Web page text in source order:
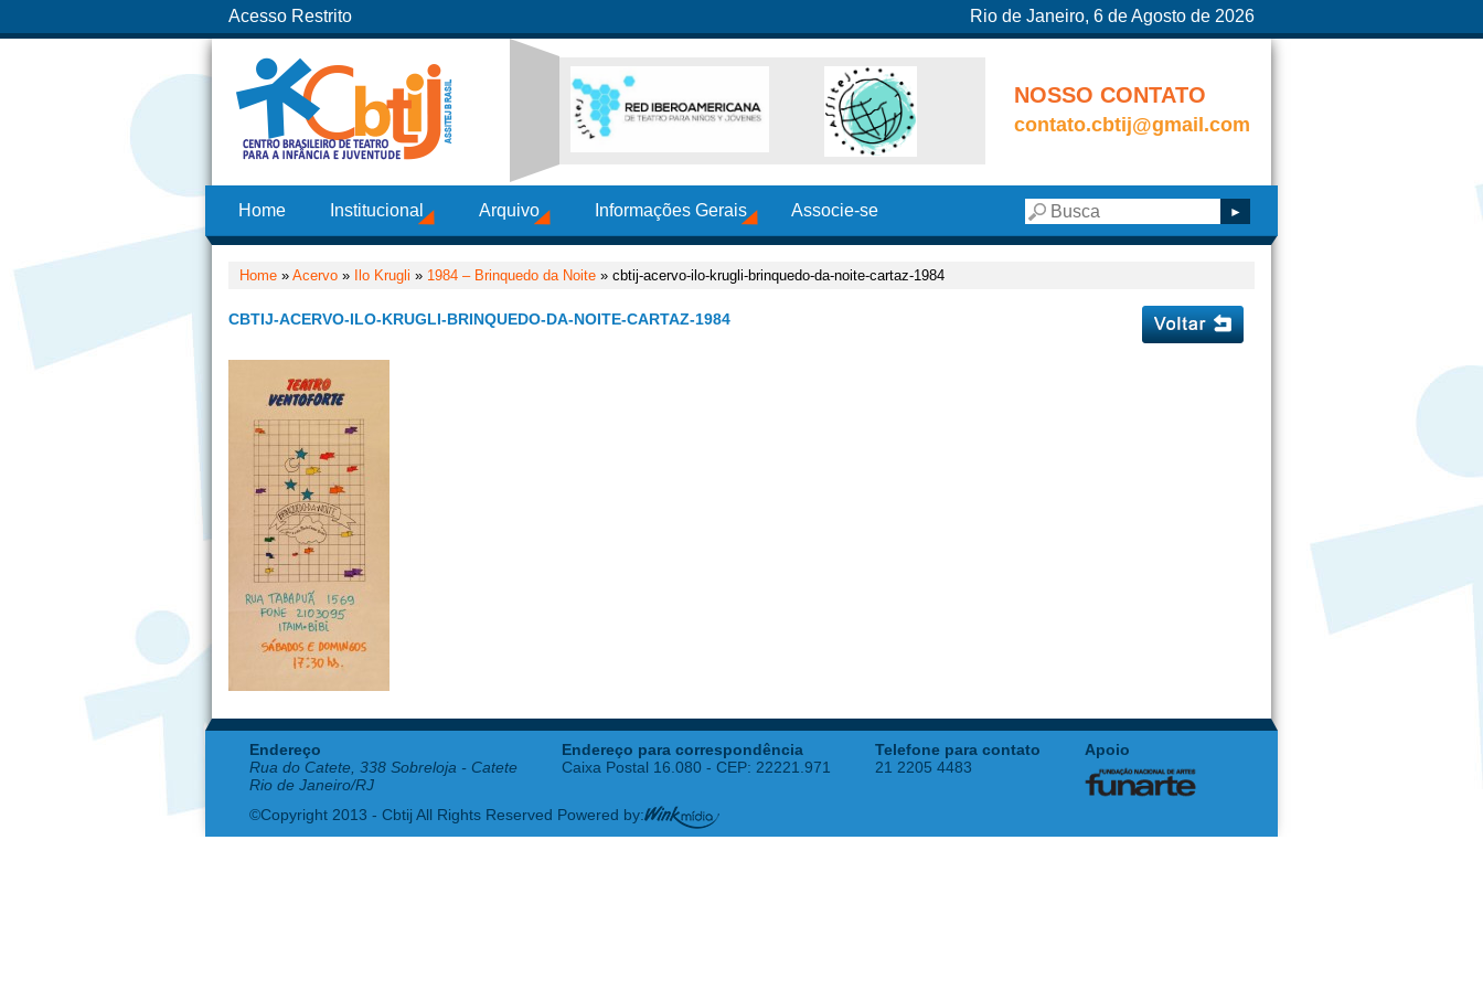
Acesso Restrito Rio de Janeiro, 6 de Agosto de 2026
NOSSO CONTATO
contato.cbtij@gmail.com
Home Institucional Arquivo Informações Gerais Associe-se
Home » Acervo » Ilo Krugli » 1984 – Brinquedo da Noite » cbtij-acervo-ilo-krugli-brinquedo-da-noite-cartaz-1984
CBTIJ-ACERVO-ILO-KRUGLI-BRINQUEDO-DA-NOITE-CARTAZ-1984
Endereço
Rua do Catete, 338 Sobreloja - Catete
Rio de Janeiro/RJ
Endereço para correspondência
Caixa Postal 16.080 - CEP: 22221.971
Telefone para contato
21 2205 4483
Apoio
©Copyright 2013 - Cbtij All Rights Reserved Powered by: